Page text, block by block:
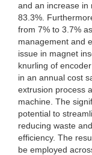
and an increase in
83.3%.
from 7% to 3.7%
management and
issue in magnet
knurling of
in an annual cost
extrusion process
machine. The
potential to
reducing waste
efficiency. The
be employed